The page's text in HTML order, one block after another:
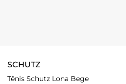
SCHUTZ
Tênis Schutz Lona Bege